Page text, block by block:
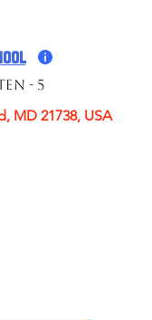
- 5
MD 21738, USA